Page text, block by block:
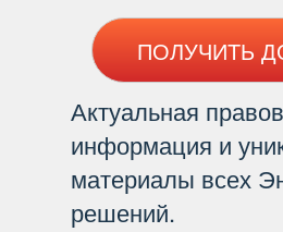
ПОЛУЧИТЬ
Актуальная
информация и
материалы всех
решений.